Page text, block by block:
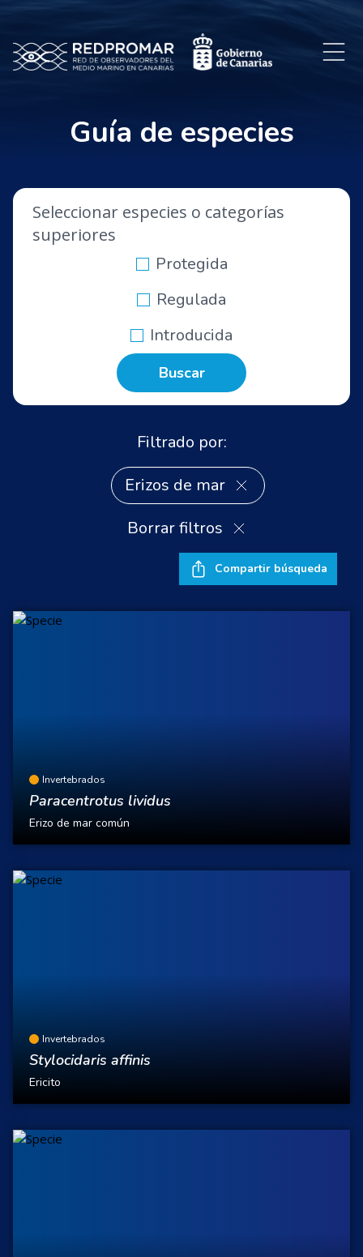
Guía de especies
Seleccionar especies o categorías
superiores
Protegida
Regulada
Introducida
Buscar
Filtrado por:
Erizos de mar
Borrar filtros
Compartir búsqueda
Invertebrados
Paracentrotus lividus
Erizo de mar común
Invertebrados
Stylocidaris affinis
Ericito